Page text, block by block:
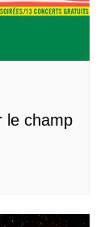
le champ